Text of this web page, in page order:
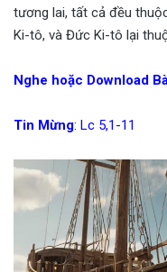
tương lai, tất cả đều
Ki-tô, và Đức Ki-tô lại
Nghe hoặc Download
Tin Mừng: Lc 5,1-11